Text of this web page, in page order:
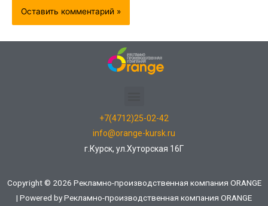
+7(4712)25-02-42
info@orange-kursk.ru
г.Курск, ул.Хуторская 16Г
Copyright © 2026 Рекламно-производственная компания ORANGE
| Powered by Рекламно-производственная компания ORANGE